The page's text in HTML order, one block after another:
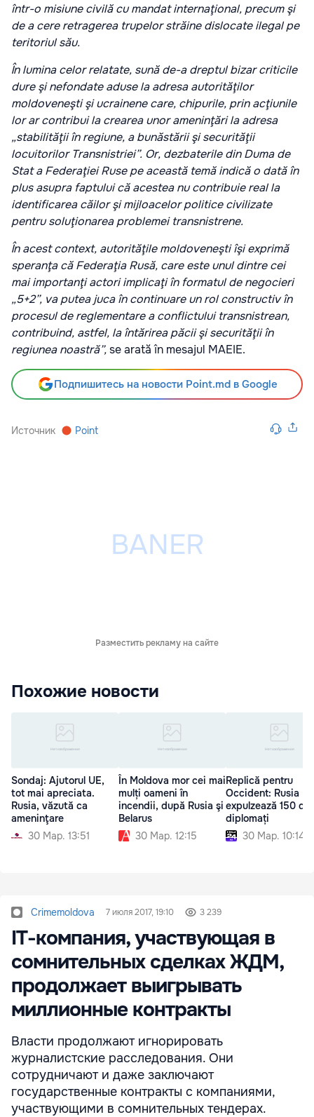
într-o misiune civilă cu mandat internaţional, precum şi
de a cere retragerea trupelor străine dislocate ilegal pe
teritoriul său.
În lumina celor relatate, sună de-a dreptul bizar criticile
dure şi nefondate aduse la adresa autorităţilor
moldoveneşti şi ucrainene care, chipurile, prin acţiunile
lor ar contribui la crearea unor ameninţări la adresa
„stabilităţii în regiune, a bunăstării şi securităţii
locuitorilor Transnistriei”. Or, dezbaterile din Duma de
Stat a Federaţiei Ruse pe această temă indică o dată în
plus asupra faptului că acestea nu contribuie real la
identificarea căilor şi mijloacelor politice civilizate
pentru soluţionarea problemei transnistrene.
În acest context, autorităţile moldoveneşti îşi exprimă
speranţa că Federaţia Rusă, care este unul dintre cei
mai importanţi actori implicaţi în formatul de negocieri
„5+2”, va putea juca în continuare un rol constructiv în
procesul de reglementare a conflictului transnistrean,
contribuind, astfel, la întărirea păcii şi securităţii în
regiunea noastră”,se arată în mesajul MAEIE.
Подпишитесь на новости Point.md в Google
Источник Point
Разместить рекламу на сайте
Похожие новости
Sondaj: Ajutorul UE,
tot mai apreciata.
Rusia, văzută ca
ameninţare
30 Мар. 13:51
În Moldova mor cei mai
mulți oameni în
incendii, după Rusia şi
Belarus
30 Мар. 12:15
Replică pentru
Occident: Rusia
expulzează 150 de
diplomați
30 Мар. 10:14
Crimemoldova 7 июля 2017, 19:10 3 239
IT-компания, участвующая в
сомнительных сделках ЖДМ,
продолжает выигрывать
миллионные контракты
Власти продолжают игнорировать
журналистские расследования. Они
сотрудничают и даже заключают
государственные контракты с компаниями,
участвующими в сомнительных тендерах.